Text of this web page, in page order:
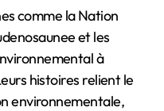
comme la Nation
et les
à
histoires relient le
environnementale,